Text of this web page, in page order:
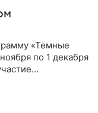
«Темные
по 1 декабря